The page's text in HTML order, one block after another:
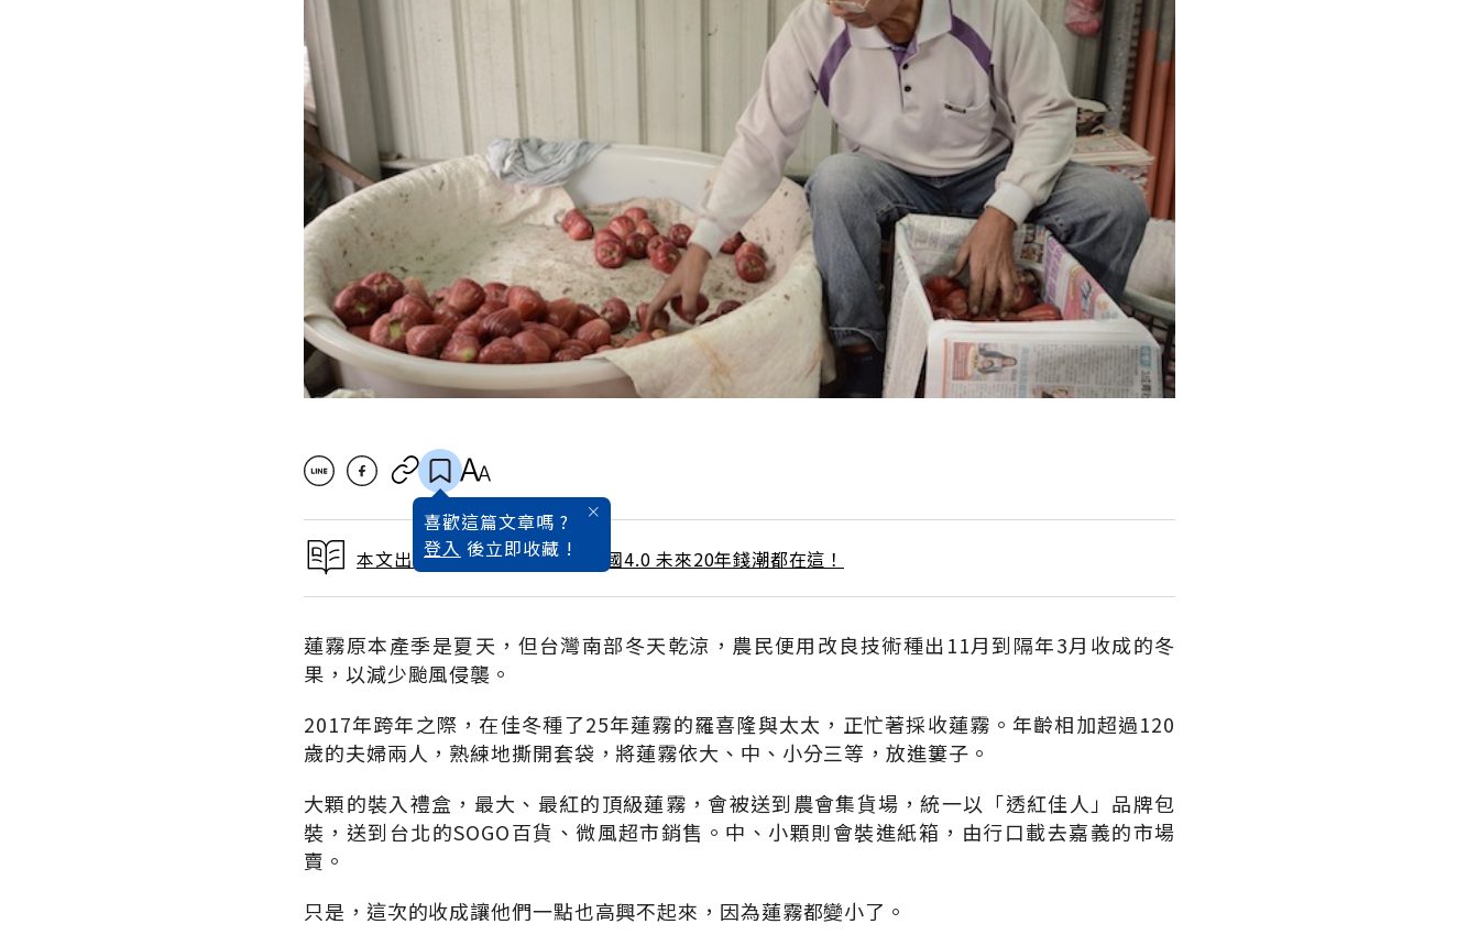
喜歡這篇文章嗎 ?
登入 後立即收藏 !
本文出自 2017 / 3月號雜誌 泰國4.0 未來20年錢潮都在這！
蓮霧原本產季是夏天，但台灣南部冬天乾涼，農民便用改良技術種出11月到隔年3月收成的冬
果，以減少颱風侵襲。
2017年跨年之際，在佳冬種了25年蓮霧的羅喜隆與太太，正忙著採收蓮霧。年齡相加超過120
歲的夫婦兩人，熟練地撕開套袋，將蓮霧依大、中、小分三等，放進簍子。
大顆的裝入禮盒，最大、最紅的頂級蓮霧，會被送到農會集貨場，統一以「透紅佳人」品牌包
裝，送到台北的SOGO百貨、微風超市銷售。中、小顆則會裝進紙箱，由行口載去嘉義的市場
賣。
只是，這次的收成讓他們一點也高興不起來，因為蓮霧都變小了。